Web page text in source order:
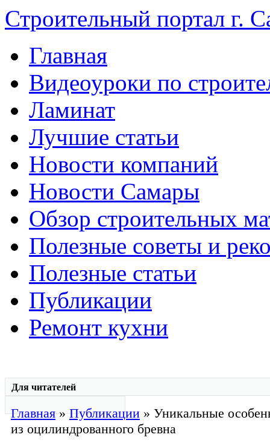
Строительный портал г.
Главная
Видеоуроки по
Ламинат
Лучшие статьи
Новости компаний
Новости Самары
Обзор строительных
Полезные советы и
Полезные статьи
Публикации
Ремонт кухни
Для читателей
Главная»Публикации » Уникальные
из оцилиндрованного бревна